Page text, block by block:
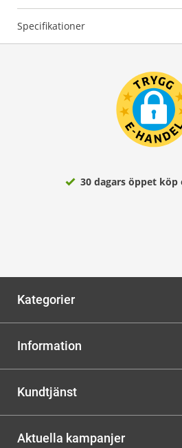
Specifikationer
30 dagars öppet
Kategorier
Information
Kundtjänst
Aktuella kampanjer